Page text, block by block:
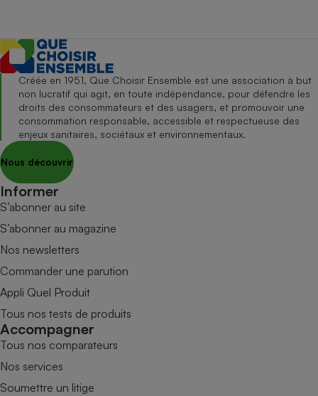
Créée en 1951, Que Choisir Ensemble est une association à but
non lucratif qui agit, en toute indépendance, pour défendre les
droits des consommateurs et des usagers, et promouvoir une
consommation responsable, accessible et respectueuse des
enjeux sanitaires, sociétaux et environnementaux.
Nous découvrir
Informer
S’abonner au site
S’abonner au magazine
Nos newsletters
Commander une parution
Appli Quel Produit
Tous nos tests de produits
Accompagner
Tous nos comparateurs
Nos services
Soumettre un litige